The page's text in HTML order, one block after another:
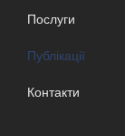
Послуги
Публікації
Контакти